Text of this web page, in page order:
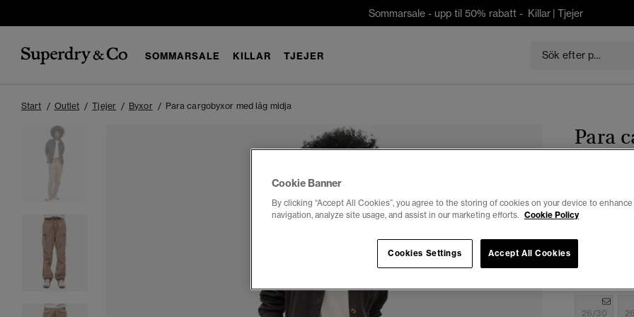
Sommarsale - upp til 50% rabatt - Killar| Tjejer
SOMMARSALE KILLAR TJEJER
Start Outlet Tjejer Byxor Para cargobyxor med låg midja
Para
Färg:
26/30
Cookie Banner
By clicking “Accept All Cookies”, you agree to the storing of cookies on your device to
navigation, analyze site usage, and assist in our marketing efforts. Cookie Policy
Accept All Cookies
Cookies Settings